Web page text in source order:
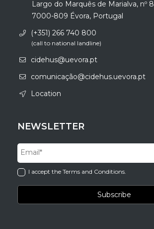
Largo do Marquês de Marialva, nº 8
7000-809 Évora, Portugal
(+351) 266 740 800
(call to national landline)
cidehus@uevora.pt
comunicação@cidehus.uevora.pt
Location
NEWSLETTER
I accept the Terms and Conditions.